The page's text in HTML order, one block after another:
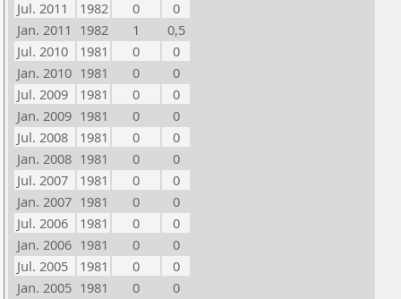
Jul. 2011
1982 0
0
Jan. 2011 1982 1
0,5
Jul. 2010
1981 0
0
Jan. 2010 1981 0
0
Jul. 2009
1981 0
0
Jan. 2009 1981 0
0
Jul. 2008
1981 0
0
Jan. 2008 1981 0
0
Jul. 2007
1981 0
0
Jan. 2007 1981 0
0
Jul. 2006
1981 0
0
Jan. 2006 1981 0
0
Jul. 2005
1981 0
0
Jan. 2005 1981 0
0